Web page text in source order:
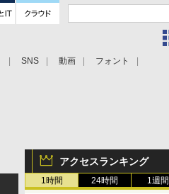
SNS 動画 フォント
アクセスランキング
1時間 24時間 1週間